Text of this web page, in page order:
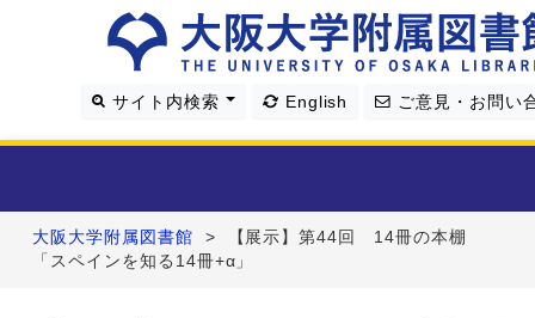
サイト内検索 English ご意見・お問い
利用案内
大阪大学附属図書館 >
【展示】第44回 14冊の本棚
「スペインを知る14冊+α」